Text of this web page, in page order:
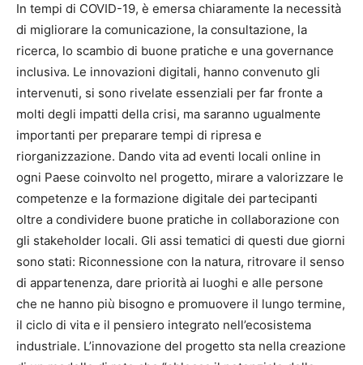
In tempi di COVID-19, è emersa chiaramente la necessità
di migliorare la comunicazione, la consultazione, la
ricerca, lo scambio di buone pratiche e una governance
inclusiva. Le innovazioni digitali, hanno convenuto gli
intervenuti, si sono rivelate essenziali per far fronte a
molti degli impatti della crisi, ma saranno ugualmente
importanti per preparare tempi di ripresa e
riorganizzazione. Dando vita ad eventi locali online in
ogni Paese coinvolto nel progetto, mirare a valorizzare le
competenze e la formazione digitale dei partecipanti
oltre a condividere buone pratiche in collaborazione con
gli stakeholder locali. Gli assi tematici di questi due giorni
sono stati: Riconnessione con la natura, ritrovare il senso
di appartenenza, dare priorità ai luoghi e alle persone
che ne hanno più bisogno e promuovere il lungo termine,
il ciclo di vita e il pensiero integrato nell’ecosistema
industriale. L’innovazione del progetto sta nella creazione